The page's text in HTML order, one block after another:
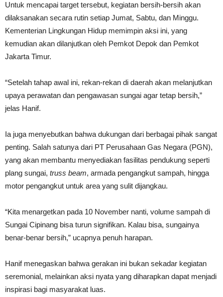
Untuk mencapai target tersebut, kegiatan bersih-bersih akan
dilaksanakan secara rutin setiap Jumat, Sabtu, dan Minggu.
Kementerian Lingkungan Hidup memimpin aksi ini, yang
kemudian akan dilanjutkan oleh Pemkot Depok dan Pemkot
Jakarta Timur.
“Setelah tahap awal ini, rekan-rekan di daerah akan melanjutkan
upaya perawatan dan pengawasan sungai agar tetap bersih,”
jelas Hanif.
Ia juga menyebutkan bahwa dukungan dari berbagai pihak sangat
penting. Salah satunya dari PT Perusahaan Gas Negara (PGN),
yang akan membantu menyediakan fasilitas pendukung seperti
plang sungai, truss beam, armada pengangkut sampah, hingga
motor pengangkut untuk area yang sulit dijangkau.
“Kita menargetkan pada 10 November nanti, volume sampah di
Sungai Cipinang bisa turun signifikan. Kalau bisa, sungainya
benar-benar bersih,” ucapnya penuh harapan.
Hanif menegaskan bahwa gerakan ini bukan sekadar kegiatan
seremonial, melainkan aksi nyata yang diharapkan dapat menjadi
inspirasi bagi masyarakat luas.